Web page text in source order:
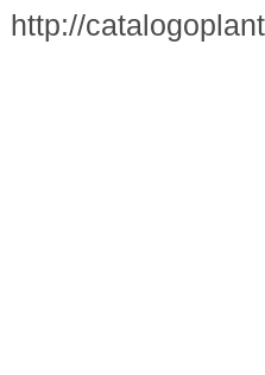
http://